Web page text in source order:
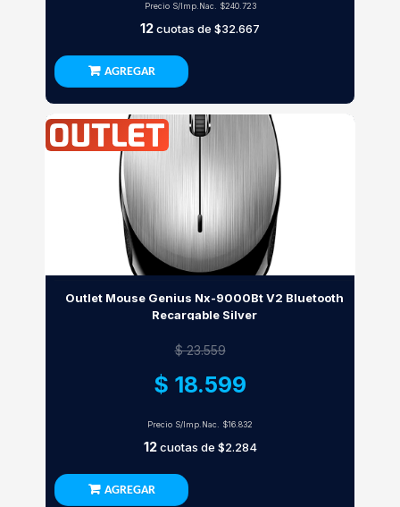
Precio S/Imp.Nac. $240.723
12cuotas de $32.667
AGREGAR
Outlet Mouse Genius Nx-9000Bt V2 Bluetooth
Recargable Silver
$ 23.559
$ 18.599
Precio S/Imp.Nac. $16.832
12cuotas de $2.284
AGREGAR